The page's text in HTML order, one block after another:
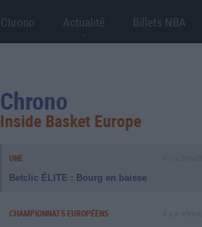
Chrono Actualité Billets NBA
Chrono
Inside Basket Europe
UNE
Betclic ÉLITE : Bourg en baisse
CHAMPIONNATS EUROPÉENS